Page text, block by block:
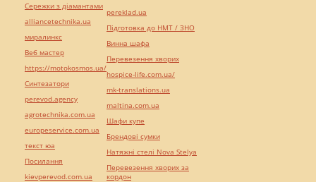
Сережки з діамантами
alliancetechnika.ua
миралинкс
Веб мастер
https://motokosmos.ua/
Синтезатори
perevod.agency
agrotechnika.com.ua
europeservice.com.ua
текст юа
Посилання
kievperevod.com.ua
pereklad.ua
Підготовка до НМТ / ЗНО
Винна шафа
Перевезення хворих
hospice-life.com.ua/
mk-translations.ua
maltina.com.ua
Шафи купе
Брендові сумки
Натяжні стелі Nova Stelya
Перевезення хворих за
кордон